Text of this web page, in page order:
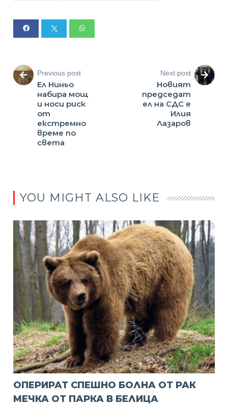
Previous post
Ел Ниньо
набира мощ
и носи риск
от
екстремно
време по
света
Next post
Новият
председат
ел на СДС е
Илия
Лазаров
YOU MIGHT ALSO LIKE
ОПЕРИРАТ СПЕШНО БОЛНА ОТ РАК
МЕЧКА ОТ ПАРКА В БЕЛИЦА